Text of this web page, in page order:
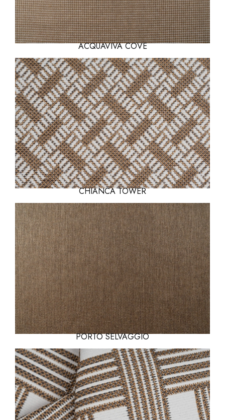
ACQUAVIVA COVE
CHIANCA TOWER
PORTO SELVAGGIO